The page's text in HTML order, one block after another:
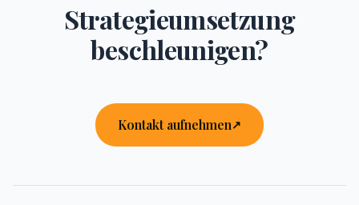
Strategieumsetzung
beschleunigen?
Kontakt aufnehmen